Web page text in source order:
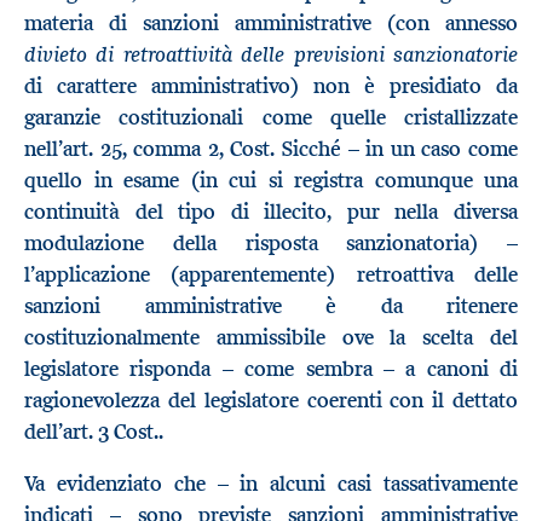
materia di sanzioni amministrative (con annesso
divieto di retroattività delle previsioni sanzionatorie
di carattere amministrativo) non è presidiato da
garanzie costituzionali come quelle cristallizzate
nell’art. 25, comma 2, Cost. Sicché – in un caso come
quello in esame (in cui si registra comunque una
continuità del tipo di illecito, pur nella diversa
modulazione della risposta sanzionatoria) –
l’applicazione (apparentemente) retroattiva delle
sanzioni amministrative è da ritenere
costituzionalmente ammissibile ove la scelta del
legislatore risponda – come sembra – a canoni di
ragionevolezza del legislatore coerenti con il dettato
dell’art. 3 Cost..
Va evidenziato che – in alcuni casi tassativamente
indicati – sono previste sanzioni amministrative